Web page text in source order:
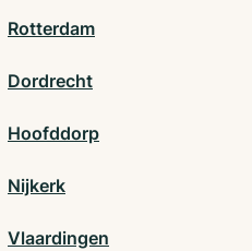
Rotterdam
Dordrecht
Hoofddorp
Nijkerk
Vlaardingen